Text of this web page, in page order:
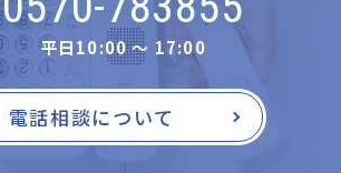
平日10:00 〜 17:00
電話相談について